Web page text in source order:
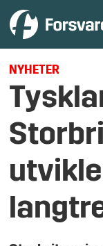
NYHETER